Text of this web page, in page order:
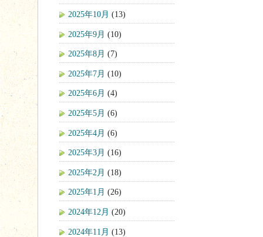
2025年10月 (13)
2025年9月 (10)
2025年8月 (7)
2025年7月 (10)
2025年6月 (4)
2025年5月 (6)
2025年4月 (6)
2025年3月 (16)
2025年2月 (18)
2025年1月 (26)
2024年12月 (20)
2024年11月 (13)